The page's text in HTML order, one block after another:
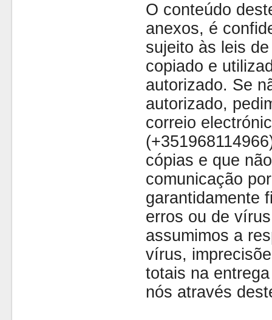
O conteúdo
anexos, é
sujeito às leis
copiado e
autorizado. Se
autorizado,
correio
cópias e que
comunicação
garantidamente
erros ou de
assumimos a
vírus,
totais na
nós através